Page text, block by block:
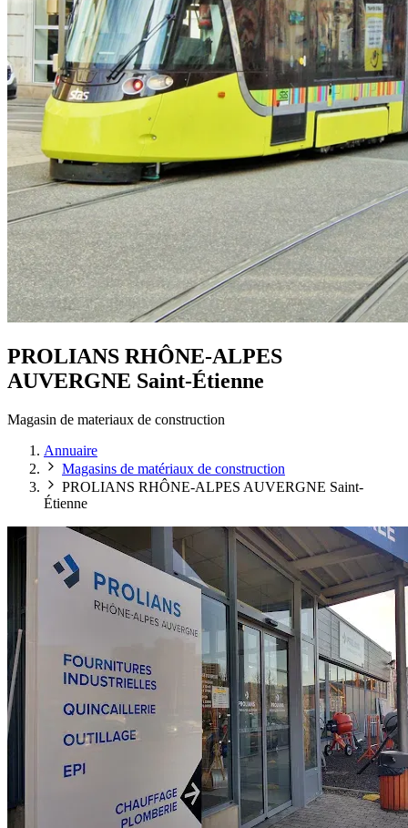
PROLIANS RHÔNE-ALPES
AUVERGNE Saint-Étienne
Magasin de materiaux de construction
Annuaire
Magasins de matériaux de construction
PROLIANS RHÔNE-ALPES AUVERGNE Saint-
Étienne